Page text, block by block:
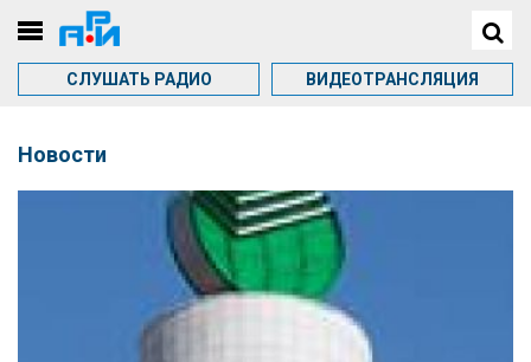
СЛУШАТЬ РАДИО ВИДЕОТРАНСЛЯЦИЯ
Новости